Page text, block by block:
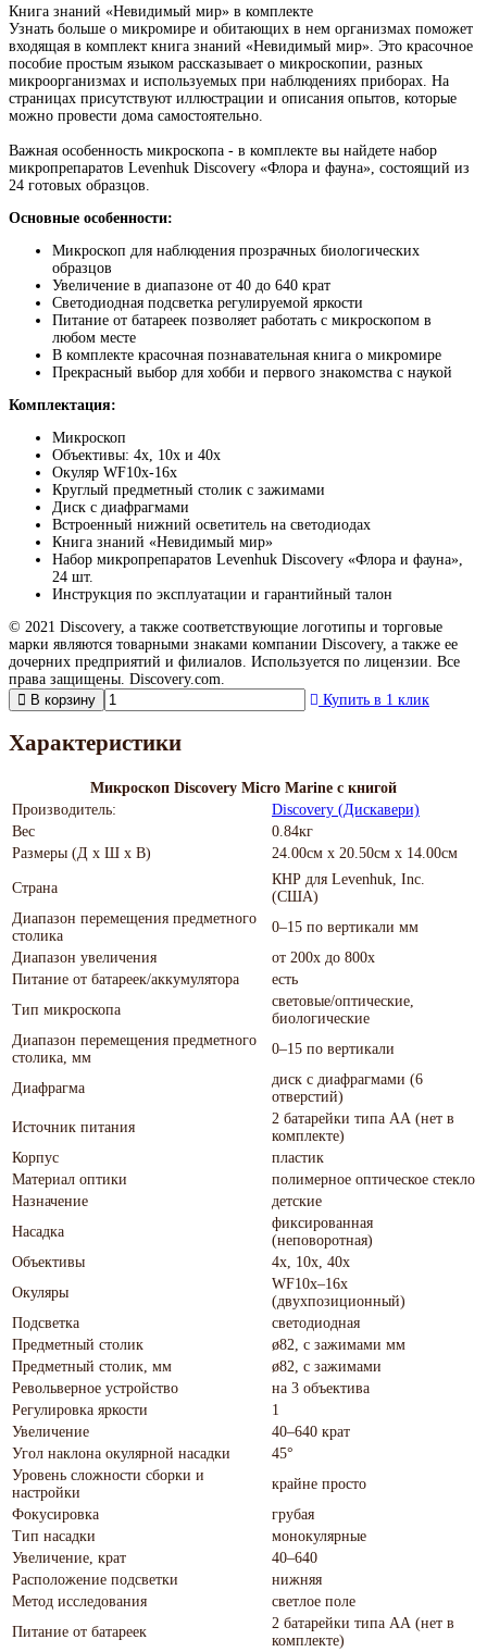
Книга знаний «Невидимый мир» в комплекте
Узнать больше о микромире и обитающих в нем организмах поможет
входящая в комплект книга знаний «Невидимый мир». Это красочное
пособие простым языком рассказывает о микроскопии, разных
микроорганизмах и используемых при наблюдениях приборах. На
страницах присутствуют иллюстрации и описания опытов, которые
можно провести дома самостоятельно.
Важная особенность микроскопа - в комплекте вы найдете набор
микропрепаратов Levenhuk Discovery «Флора и фауна», состоящий из
24 готовых образцов.
Основные особенности:
Микроскоп для наблюдения прозрачных биологических
образцов
Увеличение в диапазоне от 40 до 640 крат
Светодиодная подсветка регулируемой яркости
Питание от батареек позволяет работать с микроскопом в
любом месте
В комплекте красочная познавательная книга о микромире
Прекрасный выбор для хобби и первого знакомства с наукой
Комплектация:
Микроскоп
Объективы: 4х, 10х и 40х
Окуляр WF10x-16x
Круглый предметный столик с зажимами
Диск с диафрагмами
Встроенный нижний осветитель на светодиодах
Книга знаний «Невидимый мир»
Набор микропрепаратов Levenhuk Discovery «Флора и фауна»,
24 шт.
Инструкция по эксплуатации и гарантийный талон
© 2021 Discovery, а также соответствующие логотипы и торговые
марки являются товарными знаками компании Discovery, а также ее
дочерних предприятий и филиалов. Используется по лицензии. Все
права защищены. Discovery.com.
В корзину
Купить в 1 клик
Характеристики
Микроскоп Discovery Micro Marine с книгой
Производитель:
Discovery (Дискавери)
Вес
0.84кг
Размеры (Д х Ш х В)
24.00см x 20.50см x 14.00см
Страна
КНР для Levenhuk, Inc.
(США)
Диапазон перемещения предметного
столика
0–15 по вертикали мм
Диапазон увеличения
от 200х до 800х
Питание от батареек/аккумулятора
есть
Тип микроскопа
световые/оптические,
биологические
Диапазон перемещения предметного
столика, мм
0–15 по вертикали
Диафрагма
диск с диафрагмами (6
отверстий)
Источник питания
2 батарейки типа АА (нет в
комплекте)
Корпус
пластик
Материал оптики
полимерное оптическое стекло
Назначение
детские
Насадка
фиксированная
(неповоротная)
Объективы
4x, 10x, 40x
Окуляры
WF10x–16x
(двухпозиционный)
Подсветка
светодиодная
Предметный столик
ø82, с зажимами мм
Предметный столик, мм
ø82, с зажимами
Револьверное устройство
на 3 объектива
Регулировка яркости
1
Увеличение
40–640 крат
Угол наклона окулярной насадки
45°
Уровень сложности сборки и
настройки
крайне просто
Фокусировка
грубая
Тип насадки
монокулярные
Увеличение, крат
40–640
Расположение подсветки
нижняя
Метод исследования
светлое поле
Питание от батареек
2 батарейки типа АА (нет в
комплекте)